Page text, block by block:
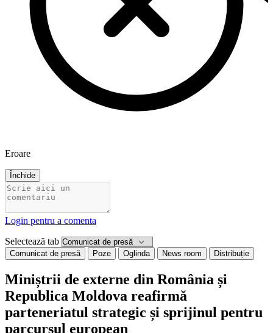
Eroare
Închide
Login pentru a comenta
Selectează tab
Comunicat de presă Poze Oglinda News room Distribuție
Miniștrii de externe din România și
Republica Moldova reafirmă
parteneriatul strategic și sprijinul pentru
parcursul european